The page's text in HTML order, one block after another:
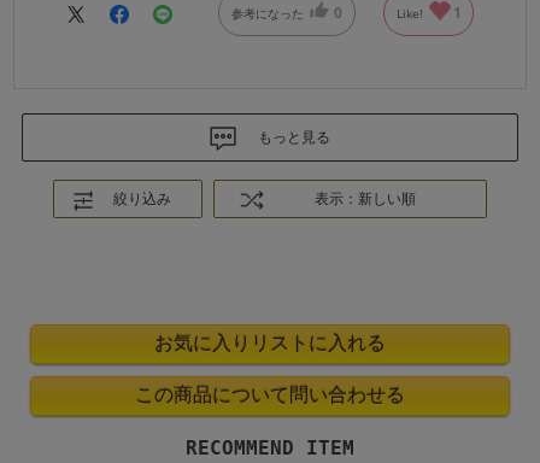
参考になった 0 Like! 1
もっと見る
絞り込み 表示：新しい順
RECOMMEND ITEM